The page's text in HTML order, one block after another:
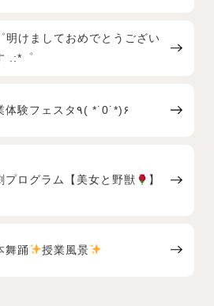
明けましておめでとうござい
.:*゜
職業体験フェスタ٩( *˙0˙*)۶
プログラム【美女と野獣 】
舞踊 授業風景